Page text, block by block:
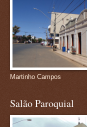
Martinho Campos
Salão Paroquial